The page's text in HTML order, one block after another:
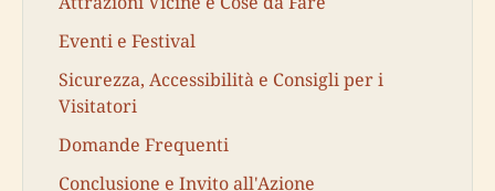
Eventi e Festival
Sicurezza, Accessibilità e Consigli per i
Visitatori
Domande Frequenti
Conclusione e Invito all'Azione